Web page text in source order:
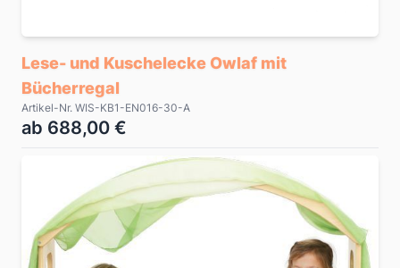
Lese- und Kuschelecke Owlaf mit
Bücherregal
Artikel-Nr. WIS-KB1-EN016-30-A
ab 688,00 €